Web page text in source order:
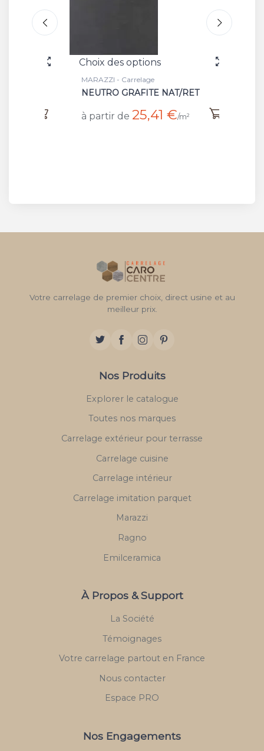
Choix des options
MARAZZI - Carrelage
NEUTRO GRAFITE NAT/RET
à partir de 25,41 €/m²
Votre carrelage de premier choix, direct usine et au
meilleur prix.
Nos Produits
Explorer le catalogue
Toutes nos marques
Carrelage extérieur pour terrasse
Carrelage cuisine
Carrelage intérieur
Carrelage imitation parquet
Marazzi
Ragno
Emilceramica
À Propos & Support
La Société
Témoignages
Votre carrelage partout en France
Nous contacter
Espace PRO
Nos Engagements